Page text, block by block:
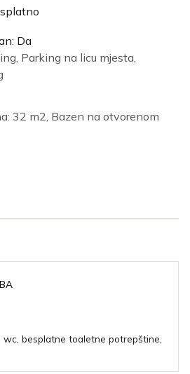
Da
Parking na licu mjesta,
32 m2, Bazen na otvorenom
wc, besplatne toaletne potrepštine,